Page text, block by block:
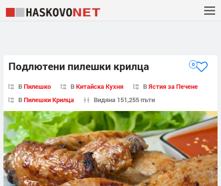
Подлютени пилешки крилца 0
ВПилешко ВКитайска Кухня ВЯстия за Печене
ВПилешки Крилца Видяна 151,255 пъти